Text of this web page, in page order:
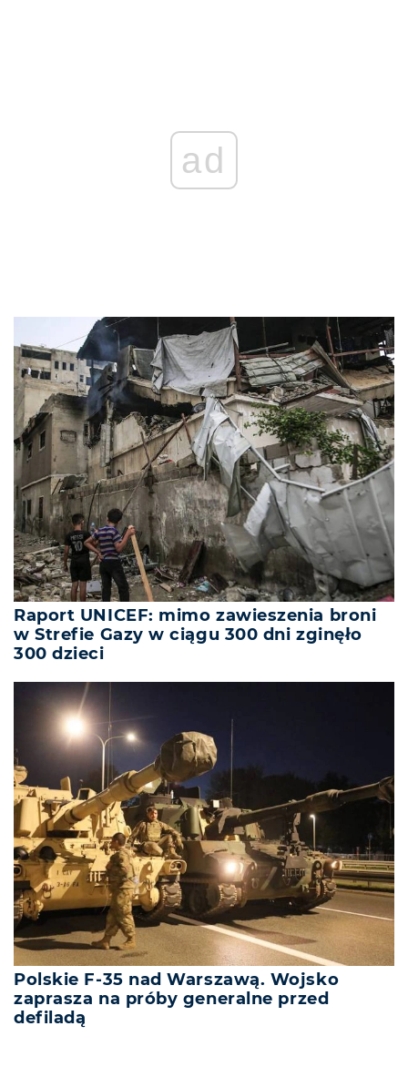
ad
Raport UNICEF: mimo zawieszenia broni
w Strefie Gazy w ciągu 300 dni zginęło
300 dzieci
Polskie F-35 nad Warszawą. Wojsko
zaprasza na próby generalne przed
defiladą